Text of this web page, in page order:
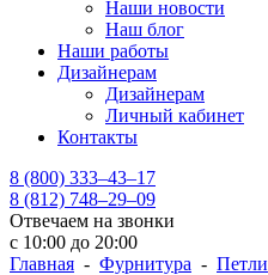
Наши новости
Наш блог
Наши работы
Дизайнерам
Дизайнерам
Личный кабинет
Контакты
8 (800) 333–43–17
8 (812) 748–29–09
Отвечаем на звонки
с 10:00 до 20:00
Главная - Фурнитура - Петли